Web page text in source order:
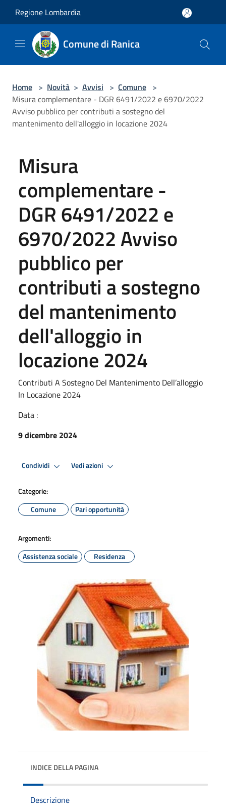
Regione Lombardia
Comune di Ranica
Home > Novità > Avvisi > Comune >
Misura complementare - DGR 6491/2022 e 6970/2022
Avviso pubblico per contributi a sostegno del
mantenimento dell'alloggio in locazione 2024
Misura
complementare -
DGR 6491/2022 e
6970/2022 Avviso
pubblico per
contributi a sostegno
del mantenimento
dell'alloggio in
locazione 2024
Contributi A Sostegno Del Mantenimento Dell’alloggio
In Locazione 2024
Data :
9 dicembre 2024
Condividi Vedi azioni
Categorie:
Comune
Pari opportunità
Argomenti:
Assistenza sociale
Residenza
INDICE DELLA PAGINA
Descrizione